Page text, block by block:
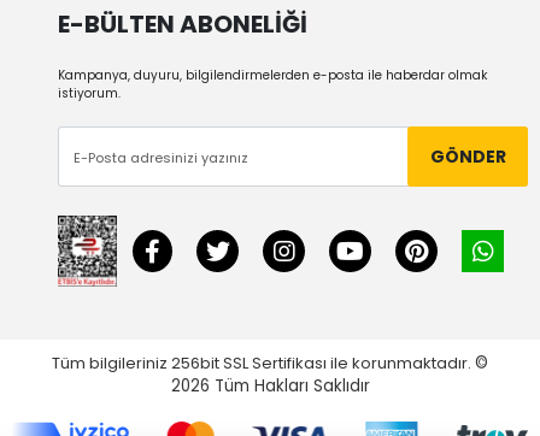
E-BÜLTEN ABONELİĞİ
Kampanya, duyuru, bilgilendirmelerden e-posta ile haberdar olmak
istiyorum.
GÖNDER
Tüm bilgileriniz 256bit SSL Sertifikası ile korunmaktadır. ©
2026 Tüm Hakları Saklıdır